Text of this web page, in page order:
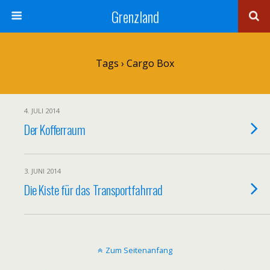
Grenzland
Tags › Cargo Box
4. JULI 2014
Der Kofferraum
3. JUNI 2014
Die Kiste für das Transportfahrrad
Zum Seitenanfang